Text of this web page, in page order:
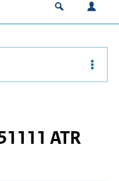
Open
ATR